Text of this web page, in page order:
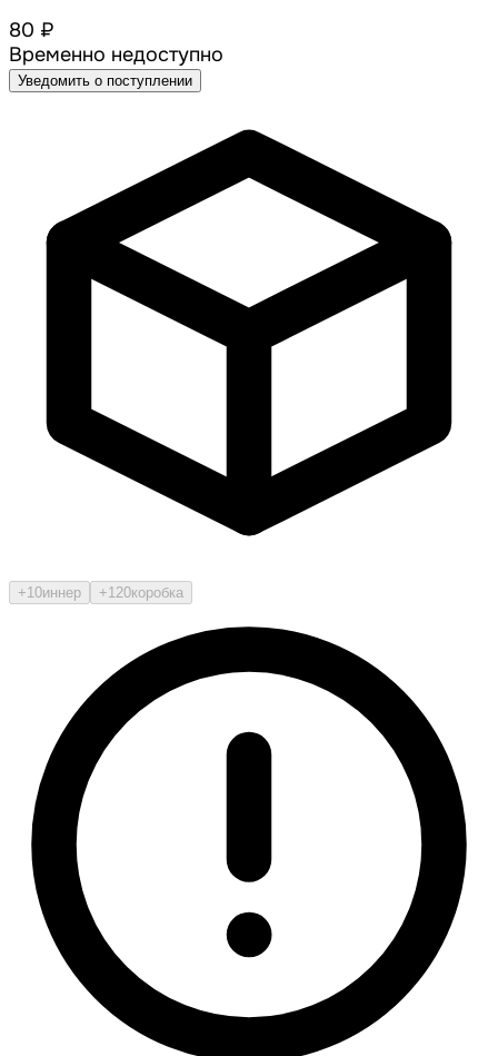
80 ₽
Временно недоступно
Уведомить о поступлении
+10иннер +120коробка